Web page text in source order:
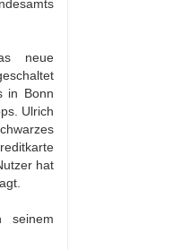
neue
in Bonn
Ulrich
hat
seinem